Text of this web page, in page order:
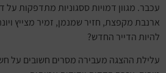
עכבר. מגוון דמויות ססגוניות מתדפקות על
ארנבת מקפצת, חזיר שמנמן, זמיר מצייץ
להיות הדייר החדש?
עלילת ההצגה מעבירה מסרים חשובים על